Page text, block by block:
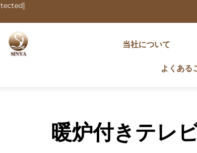
当社について
よくある
暖炉付きテレ